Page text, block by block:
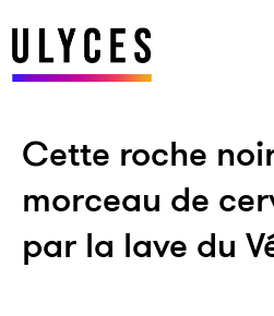
Cette roche
morceau de
par la lave du